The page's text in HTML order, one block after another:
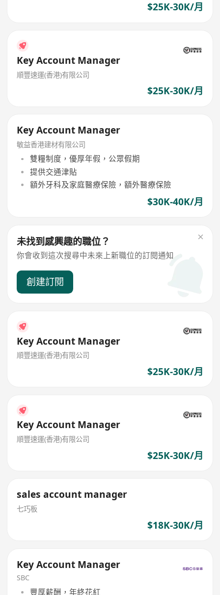
$25K-30K/月
Key Account Manager
順豐速運(香港)有限公司
$25K-30K/月
Key Account Manager
敏益香港建材有限公司
雙糧制度，優厚年假，公眾假期
提供交通津貼
額外牙科及家庭醫療保險，額外醫療保險
$30K-40K/月
未找到感興趣的職位？
你會收到這次搜尋中未來上新職位的訂閱通知
創建訂閱
Key Account Manager
順豐速運(香港)有限公司
$25K-30K/月
Key Account Manager
順豐速運(香港)有限公司
$25K-30K/月
sales account manager
七巧板
$18K-30K/月
Key Account Manager
SBC
豐厚薪酬，年終花紅